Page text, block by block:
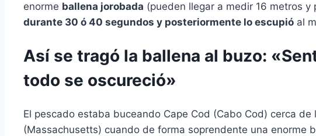
enorme ballena jorobada (pueden llegar a medir 16 metros y
durante 30 ó 40 segundos y posteriormente lo escupió al
Así se tragó la ballena al buzo:
todo se oscureció»
El pescado estaba buceando Cape Cod (Cabo Cod) cerca
(Massachusetts) cuando de forma soprendente una enorme